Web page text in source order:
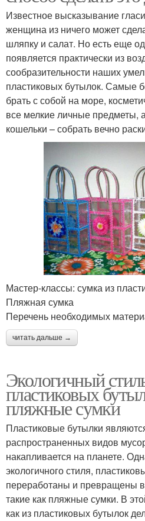
Известное высказывание
женщина из ничего может
шляпку и салат. Но есть еще
появляется практически из
сообразительности наших
пластиковых бутылок. Самые
брать с собой на море,
все мелкие личные
кошельки – собрать вечно
Мастер-классы: сумка из
Пляжная сумка
Перечень необходимых
читать дальше →
Экологичный
пластиковых
пляжные сумки
Пластиковые бутылки
распространенных видов
накапливается на планете.
экологичного стиля,
переработаны и превращены
такие как пляжные сумки. В
как из пластиковых бутылок